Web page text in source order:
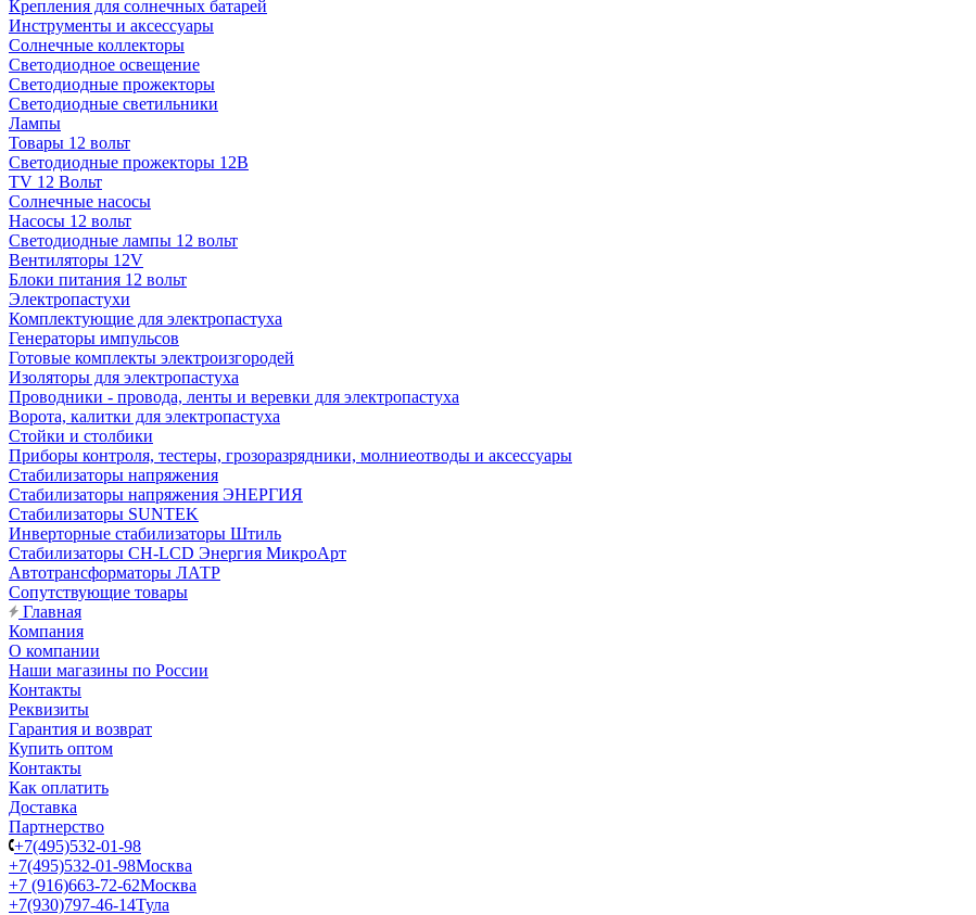
Крепления для солнечных батарей
Инструменты и аксессуары
Солнечные коллекторы
Светодиодное освещение
Светодиодные прожекторы
Светодиодные светильники
Лампы
Товары 12 вольт
Светодиодные прожекторы 12В
TV 12 Вольт
Солнечные насосы
Насосы 12 вольт
Светодиодные лампы 12 вольт
Вентиляторы 12V
Блоки питания 12 вольт
Электропастухи
Комплектующие для электропастуха
Генераторы импульсов
Готовые комплекты электроизгородей
Изоляторы для электропастуха
Проводники - провода, ленты и веревки для электропастуха
Ворота, калитки для электропастуха
Стойки и столбики
Приборы контроля, тестеры, грозоразрядники, молниеотводы и аксессуары
Стабилизаторы напряжения
Стабилизаторы напряжения ЭНЕРГИЯ
Стабилизаторы SUNTEK
Инверторные стабилизаторы Штиль
Стабилизаторы СН-LCD Энepгия МикроАрт
Автотрансформаторы ЛАТР
Сопутствующие товары
Главная
Компания
О компании
Наши магазины по России
Контакты
Реквизиты
Гарантия и возврат
Купить оптом
Контакты
Как оплатить
Доставка
Партнерство
+7(495)532-01-98
+7(495)532-01-98Москва
+7 (916)663-72-62Москва
+7(930)797-46-14Тула